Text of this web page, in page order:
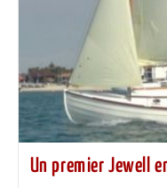
Un premier Jewell